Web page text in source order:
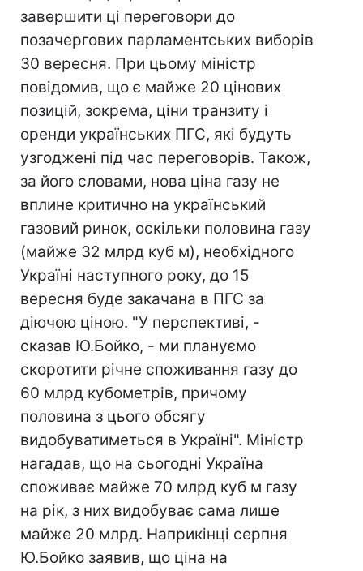
завершити ці переговори до
позачергових парламентських виборів
30 вересня. При цьому міністр
повідомив, що є майже 20 цінових
позицій, зокрема, ціни транзиту і
оренди українських ПГС, які будуть
узгоджені під час переговорів. Також,
за його словами, нова ціна газу не
вплине критично на український
газовий ринок, оскільки половина газу
(майже 32 млрд куб м), необхідного
Україні наступного року, до 15
вересня буде закачана в ПГС за
діючою ціною. "У перспективі, -
сказав Ю.Бойко, - ми плануємо
скоротити річне споживання газу до
60 млрд кубометрів, причому
половина з цього обсягу
видобуватиметься в Україні". Міністр
нагадав, що на сьогодні Україна
споживає майже 70 млрд куб м газу
на рік, з них видобуває сама лише
майже 20 млрд. Наприкінці серпня
Ю.Бойко заявив, що ціна на